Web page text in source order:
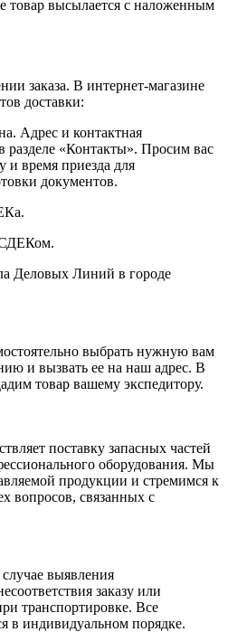
товар высылается с наложенным
заказа. В интернет-магазине
доставки:
Адрес и контактная
разделе «Контакты». Просим вас
и время приезда для
документов.
СДЕКом.
Деловых Линий в городе
выбрать нужную вам
и вызвать ее на наш адрес. В
товар вашему экспедитору.
поставку запасных частей
оборудования. Мы
продукции и стремимся к
вопросов, связанных с
выявления
заказу или
транспортировке. Все
в индивидуальном порядке.